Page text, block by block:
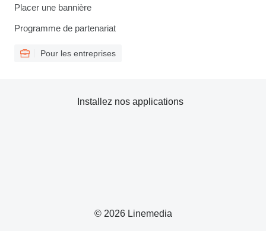
Placer une bannière
Programme de partenariat
Pour les entreprises
© 2026 Linemedia
Installez nos applications